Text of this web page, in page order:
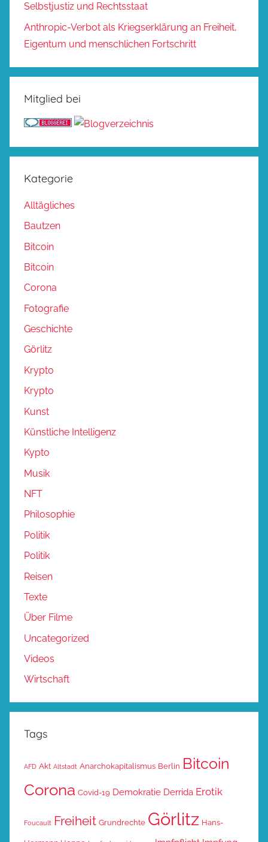
Selbstjustiz und Rechtsstaat
Anthropic-Verbot als Kriegserklärung an Freiheit,
Eigentum und menschlichen Fortschritt
Mitglied bei
Kategorie
Alltägliches
Bautzen
Bitcoin
Bitcoin
Corona
Fotografie
Geschichte
Görlitz
Krypto
Krypto
Kunst
Künstliche Intelligenz
Kypto
Musik
NFT
Philosophie
Politik
Politik
Reisen
Texte
Über Filme
Uncategorized
Videos
Wirtschaft
Tags
AFD Akt Altstadt Anarchokapitalismus Berlin Bitcoin
Corona Covid-19 Demokratie Derrida Erotik
Foucault Freiheit Grundrechte Görlitz Hans-